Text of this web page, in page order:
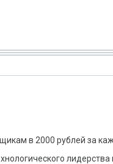
в 2000 рублей за
лидерства